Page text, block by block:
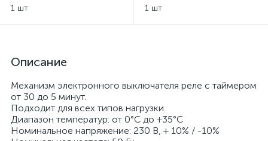
1 шт
латунь
1 шт
Описание
Механизм электронного выключателя реле с таймером
от 30 до 5 минут.
Подходит для всех типов нагрузки.
Диапазон температур: от 0°C до +35°C
Номинальное напряжение: 230 В, + 10% / -10%